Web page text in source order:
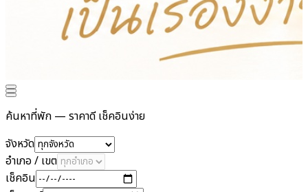
ค้นหาที่พัก — ราคาดี เช็คอินง่าย
จังหวัด
อำเภอ / เขต
เช็คอิน